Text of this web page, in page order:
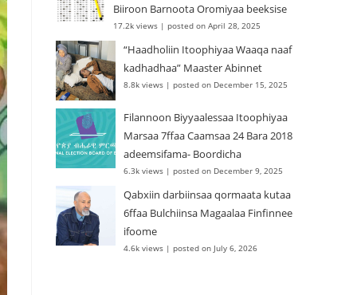
Biiroon Barnoota Oromiyaa beeksise
17.2k views | posted on April 28, 2025
“Haadholiin Itoophiyaa Waaqa naaf
kadhadhaa” Maaster Abinnet
8.8k views | posted on December 15, 2025
Filannoon Biyyaalessaa Itoophiyaa
Marsaa 7ffaa Caamsaa 24 Bara 2018
adeemsifama- Boordicha
6.3k views | posted on December 9, 2025
Qabxiin darbiinsaa qormaata kutaa
6ffaa Bulchiinsa Magaalaa Finfinnee
ifoome
4.6k views | posted on July 6, 2026